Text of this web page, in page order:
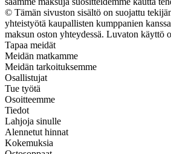
© Tämän sivuston sisältö on suojattu
yhteistyötä kaupallisten kumppanien
maksun oston yhteydessä. Luvaton käyttö
Tapaa meidät
Meidän matkamme
Meidän tarkoituksemme
Osallistujat
Tue työtä
Osoitteemme
Tiedot
Lahjoja sinulle
Alennetut hinnat
Kokemuksia